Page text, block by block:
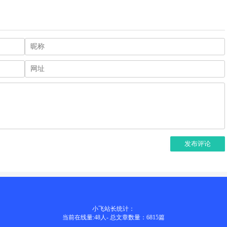
发布评论
小飞站长统计：
当前在线量:48人- 总文章数量：6815篇